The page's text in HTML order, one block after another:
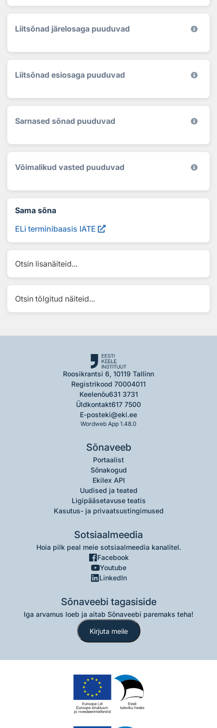
Liitsõnad järelosaga puuduvad
Liitsõnad esiosaga puuduvad
Sarnased sõnad puuduvad
Võimalikud vasted puuduvad
Sama sõna
ELi terminibaasis IATE
Otsin lisanäiteid...
Otsin tõlgitud näiteid...
Roosikrantsi 6, 10119 Tallinn
Registrikood 70004011
Keelenõu631 3731
Üldkontakt617 7500
E-posteki@eki.ee
Wordweb App 1.48.0
Sõnaveeb
Portaalist
Sõnakogud
Ekilex API
Uudised ja teated
Ligipääsetavuse teatis
Kasutus- ja privaatsustingimused
Sotsiaalmeedia
Hoia pilk peal meie sotsiaalmeedia kanalitel.
Facebook
Youtube
LinkedIn
Sõnaveebi tagasiside
Iga arvamus loeb ja aitab Sõnaveebi paremaks teha!
Kirjuta meile